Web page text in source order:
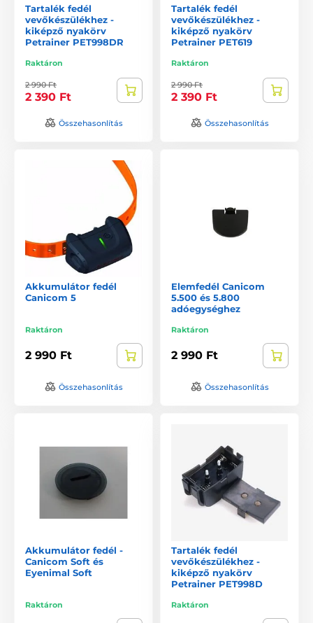
Tartalék fedél
vevőkészülékhez -
kiképző nyakörv
Petrainer PET998DR
Raktáron
2 990 Ft
2 390 Ft
Összehasonlítás
Tartalék fedél
vevőkészülékhez -
kiképző nyakörv
Petrainer PET619
Raktáron
2 990 Ft
2 390 Ft
Összehasonlítás
Akkumulátor fedél
Canicom 5
Raktáron
2 990 Ft
Összehasonlítás
Elemfedél Canicom
5.500 és 5.800
adóegységhez
Raktáron
2 990 Ft
Összehasonlítás
Akkumulátor fedél -
Canicom Soft és
Eyenimal Soft
Raktáron
Tartalék fedél
vevőkészülékhez -
kiképző nyakörv
Petrainer PET998D
Raktáron